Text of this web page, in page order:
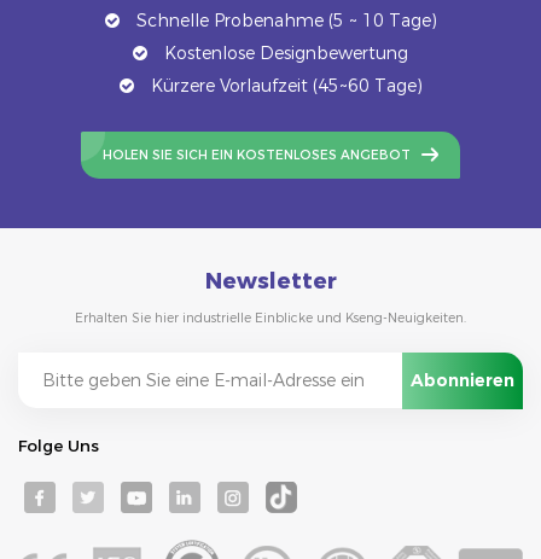
Schnelle Probenahme (5 ~ 10 Tage)
Kostenlose Designbewertung
Kürzere Vorlaufzeit (45~60 Tage)
HOLEN SIE SICH EIN KOSTENLOSES ANGEBOT
Newsletter
Erhalten Sie hier industrielle Einblicke und Kseng-Neuigkeiten.
Folge Uns